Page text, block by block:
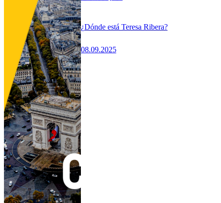
¿Dónde está Teresa Ribera?
08.09.2025